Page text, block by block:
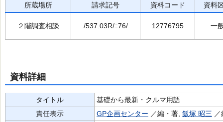
所蔵場所 請求記号 資料コード 資料
２階調査相談 /537.03R/ﾆ76/ 12776795 一
資料詳細
タイトル
基礎から最新・クルマ用語
責任表示
GP企画センター ／編・著, 飯塚 昭三